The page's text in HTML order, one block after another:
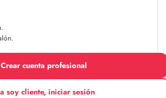
Crear cuenta profesional
soy cliente, iniciar sesión